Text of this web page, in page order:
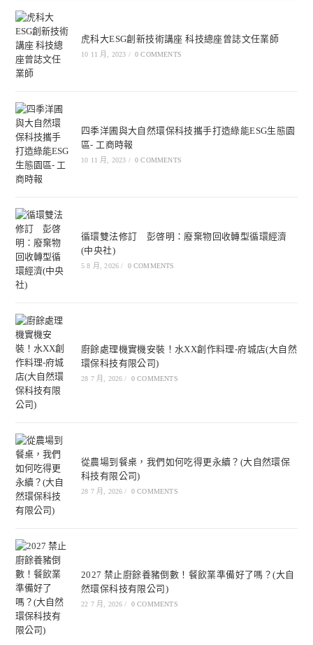
虎科大ESG創新技術講座 科技總座曾誌文任業師
10 11 月, 2023 / 0 COMMENTS
四季洋圃與大自然環保科技攜手打造綠能ESG生態園
區- 工商時報
10 11 月, 2023 / 0 COMMENTS
循環雙法修訂 彭啓明：廢棄物回收轉型循環經濟
(中央社)
5 8 月, 2026 / 0 COMMENTS
廚餘處理機實機安裝！水XX創作料理-府城店(大自然
環保科技有限公司)
28 7 月, 2026 / 0 COMMENTS
從農場到餐桌，我們如何吃得更永續？(大自然環保
科技有限公司)
28 7 月, 2026 / 0 COMMENTS
2027 禁止廚餘養豬倒數！餐飲業準備好了嗎？(大自
然環保科技有限公司)
22 7 月, 2026 / 0 COMMENTS